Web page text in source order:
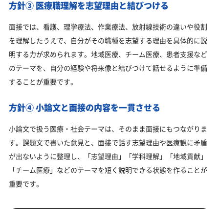
方針③ 医療職理解を志望理由と結びつける
面接では、看護、理学療法、作業療法、放射線技術の違いや役割
を理解したうえで、自分がその職種を志望する理由を具体的に説
明する力が求められます。地域医療、チーム医療、患者支援など
のテーマを、自分の経験や将来像と結びつけて話せるように準備
することが重要です。
方針④ 小論文と面接の内容を一貫させる
小論文で扱う医療・社会テーマは、そのまま面接にもつながりま
す。課題文で書いた意見と、面接で話す志望理由や医療観に矛盾
が出ないように整理し、「志望理由」「学科理解」「地域貢献」
「チーム医療」などのテーマを短く説明できる状態を作ることが
重要です。